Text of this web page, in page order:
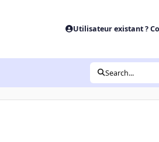
Utilisateur existant ?
Search...